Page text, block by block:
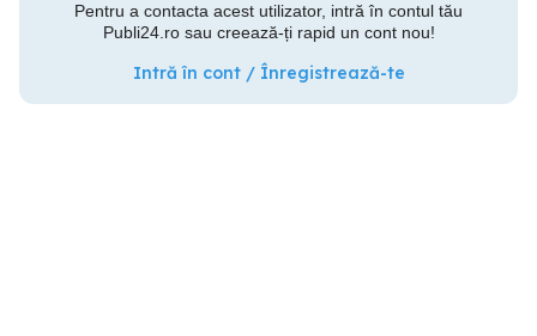
Pentru a contacta acest utilizator, intră în contul tău
Publi24.ro sau creează-ți rapid un cont nou!
Intră în cont / Înregistrează-te